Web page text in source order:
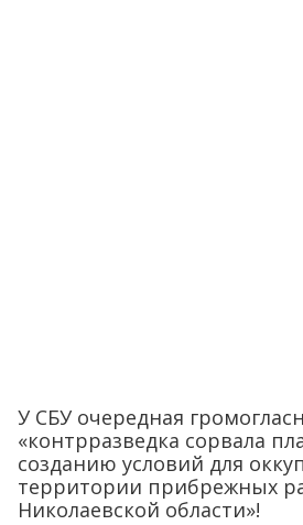
У СБУ очередная
«контрразведка сорвала
созданию условий для
территории прибрежных
Николаевской области»!